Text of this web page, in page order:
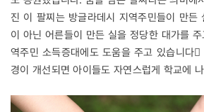
진 이 팔찌는 방글라데시 지역주민들이 만든
이 아닌 어른들이 만든 실을 정당한 대가를
역주민 소득증대에도 도움을 주고 있습니다
경이 개선되면 아이들도 자연스럽게 학교에